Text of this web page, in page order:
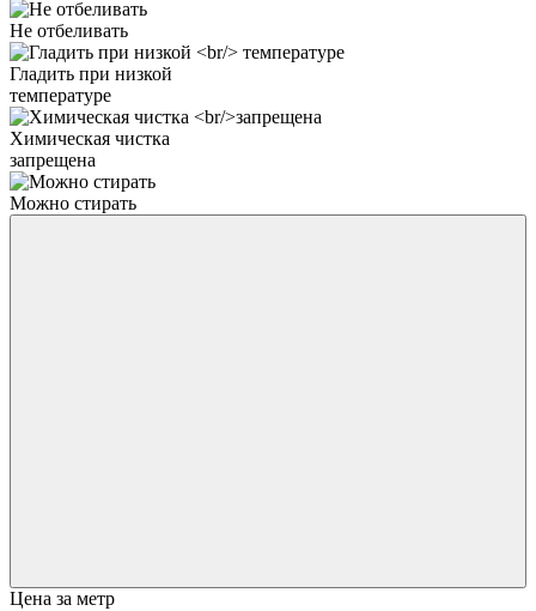
Не отбеливать
Гладить при низкой
температуре
Химическая чистка
запрещена
Можно стирать
Цена за метр